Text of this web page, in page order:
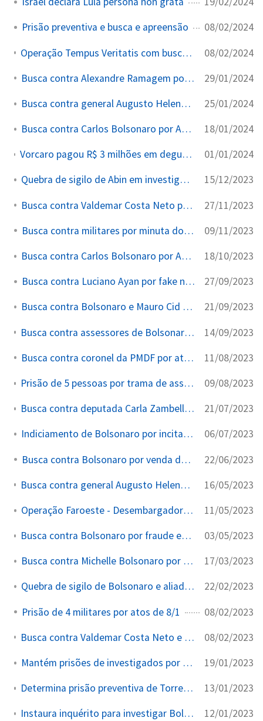
Prisão preventiva e busca e apreensão 08/02/2024
Operação Tempus Veritatis com busca contra Bolsonaro por minuta do golpe 08/02/2024
Busca contra Alexandre Ramagem por Abin paralela 29/01/2024
Busca contra general Augusto Heleno por Abin paralela 25/01/2024
Busca contra Carlos Bolsonaro por Abin paralela 18/01/2024
Vorcaro pagou R$ 3 milhões em degustação de uísque Macallan para autoridades brasileiras em Londres 01/01/2024
Quebra de sigilo de Abin em investigação paralela 15/12/2023
Busca contra Valdemar Costa Neto por atos de 8/1 27/11/2023
Busca contra militares por minuta do golpe 09/11/2023
Busca contra Carlos Bolsonaro por Abin paralela 18/10/2023
Busca contra Luciano Ayan por fake news 27/09/2023
Busca contra Bolsonaro e Mauro Cid por venda de joias 21/09/2023
Busca contra assessores de Bolsonaro por venda de joias 14/09/2023
Busca contra coronel da PMDF por atos de 8/1 11/08/2023
Prisão de 5 pessoas por trama de assassinato contra Moraes 09/08/2023
Busca contra deputada Carla Zambelli por invasão hacker 21/07/2023
Indiciamento de Bolsonaro por incitação ao 8/1 06/07/2023
Busca contra Bolsonaro por venda de joias 22/06/2023
Busca contra general Augusto Heleno por minuta do golpe 16/05/2023
Operação Faroeste - Desembargadora Vira Ré 11/05/2023
Busca contra Bolsonaro por fraude em cartão de vacinação 03/05/2023
Busca contra Michelle Bolsonaro por venda de joias 17/03/2023
Quebra de sigilo de Bolsonaro e aliados por atos de 8/1 22/02/2023
Prisão de 4 militares por atos de 8/1 08/02/2023
Busca contra Valdemar Costa Neto e Geraldo Alckmin por atos de 8/1 08/02/2023
Mantém prisões de investigados por atos de 8/1 19/01/2023
Determina prisão preventiva de Torres e comandante PMDF 13/01/2023
Instaura inquérito para investigar Bolsonaro por incitação aos atos de 8/1 12/01/2023